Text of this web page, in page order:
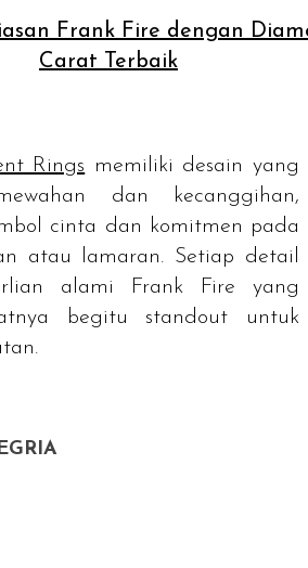
Frank Fire dengan
Carat Terbaik
Rings memiliki desain yang
dan kecanggihan,
cinta dan komitmen pada
atau lamaran. Setiap detail
alami Frank Fire yang
begitu standout untuk